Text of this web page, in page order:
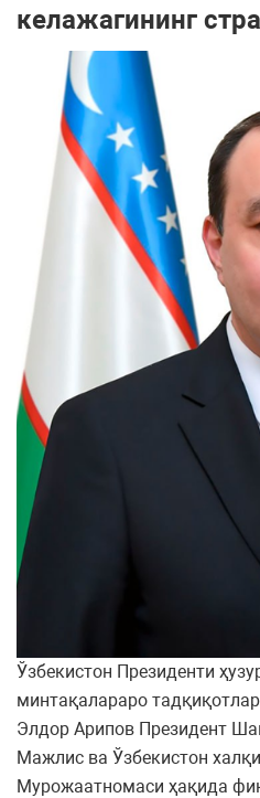
келажагининг
Ўзбекистон Президенти
минтақалараро
Элдор Арипов Президент
Мажлис ва Ўзбекистон
Мурожаатномаси ҳақида